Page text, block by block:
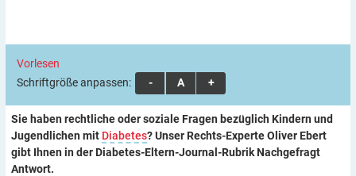
Vorlesen
Schriftgröße anpassen:
A A A
Sie haben rechtliche oder soziale Fragen bezüglich Kindern und
Jugendlichen mit Diabetes? Unser Rechts-Experte Oliver Ebert
gibt Ihnen in der Diabetes-Eltern-Journal-Rubrik Nachgefragt
Antwort.